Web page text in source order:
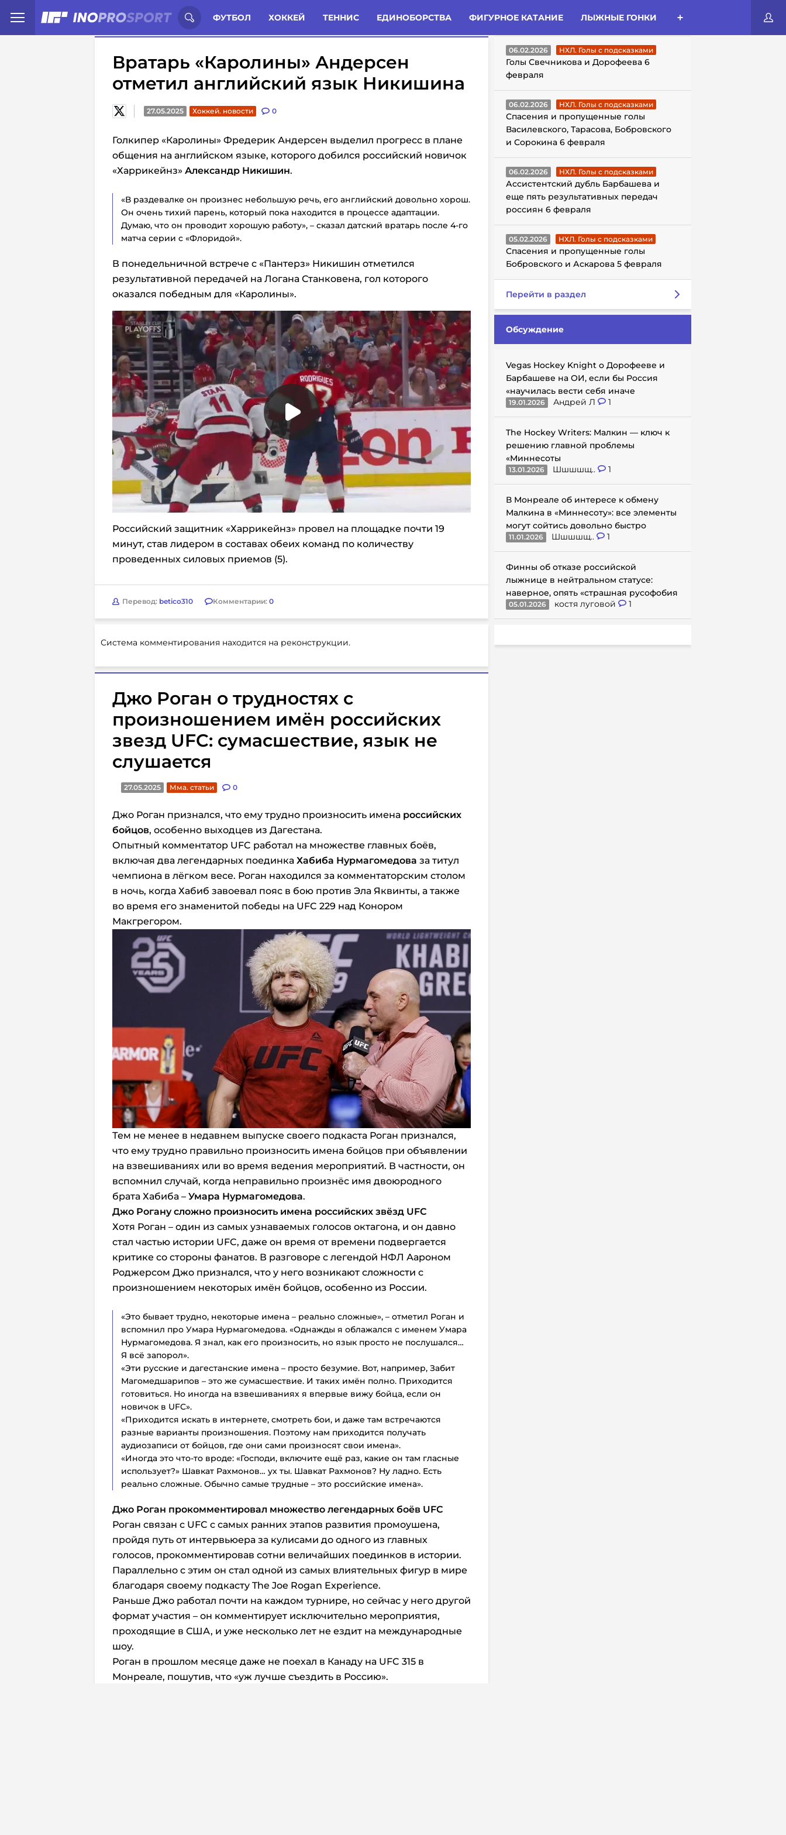
ФУТБОЛ ХОККЕЙ ТЕННИС ЕДИНОБОРСТВА ФИГУРНОЕ КАТАНИЕ ЛЫЖНЫЕ ГОНКИ
Иностранцы о спорте России: Статьи Комменты Новости
Вратарь «Каролины» Андерсен
отметил английский язык Никишина
27.05.2025 Хоккей. новости 0
Голкипер «Каролины» Фредерик Андерсен выделил прогресс в плане
общения на английском языке, которого добился российский новичок
«Харрикейнз» Александр Никишин.
«В раздевалке он произнес небольшую речь, его английский довольно хорош.
Он очень тихий парень, который пока находится в процессе адаптации.
Думаю, что он проводит хорошую работу», – сказал датский вратарь после 4-го
матча серии с «Флоридой».
В понедельничной встрече с «Пантерз» Никишин отметился
результативной передачей на Логана Станковена, гол которого
оказался победным для «Каролины».
Российский защитник «Харрикейнз» провел на площадке почти 19
минут, став лидером в составах обеих команд по количеству
проведенных силовых приемов (5).
Перевод: betico310 Комментарии: 0
Система комментирования находится на реконструкции.
Джо Роган о трудностях с
произношением имён российских
звезд UFC: сумасшествие, язык не
слушается
27.05.2025 Мма. статьи 0
Джо Роган признался, что ему трудно произносить имена российских
бойцов, особенно выходцев из Дагестана.
Опытный комментатор UFC работал на множестве главных боёв,
включая два легендарных поединка Хабиба Нурмагомедова за титул
чемпиона в лёгком весе. Роган находился за комментаторским столом
в ночь, когда Хабиб завоевал пояс в бою против Эла Яквинты, а также
во время его знаменитой победы на UFC 229 над Конором
Макгрегором.
Тем не менее в недавнем выпуске своего подкаста Роган признался,
что ему трудно правильно произносить имена бойцов при объявлении
на взвешиваниях или во время ведения мероприятий. В частности, он
вспомнил случай, когда неправильно произнёс имя двоюродного
брата Хабиба – Умара Нурмагомедова.
Джо Рогану сложно произносить имена российских звёзд UFC
Хотя Роган – один из самых узнаваемых голосов октагона, и он давно
стал частью истории UFC, даже он время от времени подвергается
критике со стороны фанатов. В разговоре с легендой НФЛ Аароном
Роджерсом Джо признался, что у него возникают сложности с
произношением некоторых имён бойцов, особенно из России.
«Это бывает трудно, некоторые имена – реально сложные», – отметил Роган и
вспомнил про Умара Нурмагомедова. «Однажды я облажался с именем Умара
Нурмагомедова. Я знал, как его произносить, но язык просто не послушался…
Я всё запорол».
«Эти русские и дагестанские имена – просто безумие. Вот, например, Забит
Магомедшарипов – это же сумасшествие. И таких имён полно. Приходится
готовиться. Но иногда на взвешиваниях я впервые вижу бойца, если он
новичок в UFC».
«Приходится искать в интернете, смотреть бои, и даже там встречаются
разные варианты произношения. Поэтому нам приходится получать
аудиозаписи от бойцов, где они сами произносят свои имена».
«Иногда это что-то вроде: «Господи, включите ещё раз, какие он там гласные
использует?» Шавкат Рахмонов… ух ты. Шавкат Рахмонов? Ну ладно. Есть
реально сложные. Обычно самые трудные – это российские имена».
Джо Роган прокомментировал множество легендарных боёв UFC
Роган связан с UFC с самых ранних этапов развития промоушена,
пройдя путь от интервьюера за кулисами до одного из главных
голосов, прокомментировав сотни величайших поединков в истории.
Параллельно с этим он стал одной из самых влиятельных фигур в мире
благодаря своему подкасту The Joe Rogan Experience.
Раньше Джо работал почти на каждом турнире, но сейчас у него другой
формат участия – он комментирует исключительно мероприятия,
проходящие в США, и уже несколько лет не ездит на международные
шоу.
Роган в прошлом месяце даже не поехал в Канаду на UFC 315 в
Монреале, пошутив, что «уж лучше съездить в Россию».
ГОЛЫ С ПОДСКАЗКАМИ
06.02.2026 НХЛ. Голы с подсказками
Голы Свечникова и Дорофеева 6
февраля
06.02.2026 НХЛ. Голы с подсказками
Спасения и пропущенные голы
Василевского, Тарасова, Бобровского
и Сорокина 6 февраля
06.02.2026 НХЛ. Голы с подсказками
Ассистентский дубль Барбашева и
еще пять результативных передач
россиян 6 февраля
05.02.2026 НХЛ. Голы с подсказками
Спасения и пропущенные голы
Бобровского и Аскарова 5 февраля
Перейти в раздел
Обсуждение
Vegas Hockey Knight о Дорофееве и
Барбашеве на ОИ, если бы Россия
«научилась вести себя иначе
19.01.2026 Андрей Л 1
The Hockey Writers: Малкин — ключ к
решению главной проблемы
«Миннесоты
13.01.2026 Шшшшщ.. 1
В Монреале об интересе к обмену
Малкина в «Миннесоту»: все элементы
могут сойтись довольно быстро
11.01.2026 Шшшшщ.. 1
Финны об отказе российской
лыжнице в нейтральном статусе:
наверное, опять «страшная русофобия
05.01.2026 костя луговой 1